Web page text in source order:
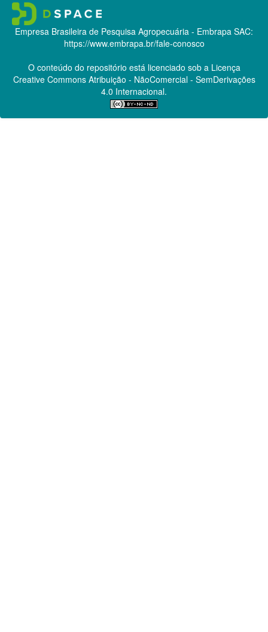
Empresa Brasileira de Pesquisa Agropecuária - Embrapa SAC:
https://www.embrapa.br/fale-conosco
O conteúdo do repositório está licenciado sob a Licença
Creative CommonsAtribuição - NãoComercial - SemDerivações
4.0 Internacional.